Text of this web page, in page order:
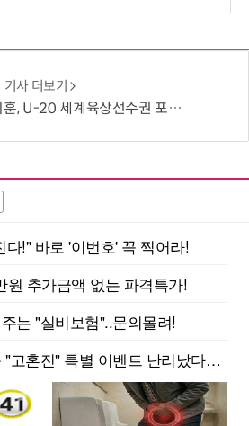
보
기사 더보기
20 세계육상선수권 포환던지기 은메달